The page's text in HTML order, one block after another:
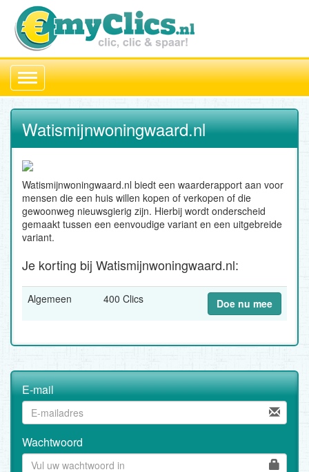
Toggle
navigation
Watismijnwoningwaard.nl
Watismijnwoningwaard.nl biedt een waarderapport aan voor
mensen die een huis willen kopen of verkopen of die
gewoonweg nieuwsgierig zijn. Hierbij wordt onderscheid
gemaakt tussen een eenvoudige variant en een uitgebreide
variant.
Je korting bij Watismijnwoningwaard.nl:
Algemeen 400 Clics Doe nu mee
E-mail
Wachtwoord